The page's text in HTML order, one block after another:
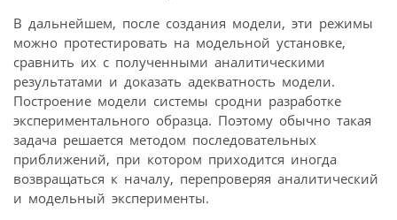
В дальнейшем, после создания модели, эти режимы
можно протестировать на модельной установке,
сравнить их с полученными аналитическими
результатами и доказать адекватность модели.
Построение модели системы сродни разработке
экспериментального образца. Поэтому обычно такая
задача решается методом последовательных
приближений, при котором приходится иногда
возвращаться к началу, перепроверяя аналитический
и модельный эксперименты.